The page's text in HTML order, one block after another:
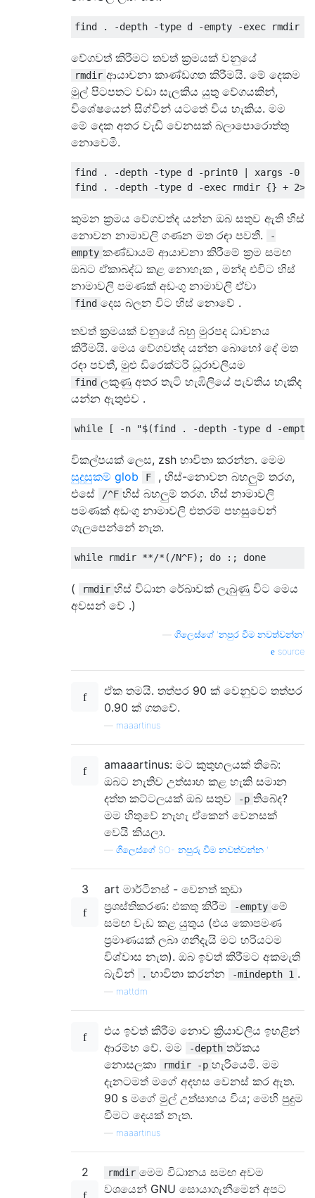
වේගවත් කිරීමට තවත් ක්‍රමයක් වනුයේ
rmdir ආයාචනා කාණ්ඩගත කිරීමයි. මේ දෙකම
මුල් පිටපතට වඩා සැලකිය යුතු වේගයකින්,
විශේෂයෙන් සිග්වින් යටතේ විය හැකිය. මම
මේ දෙක අතර වැඩි වෙනසක් බලාපොරොත්තු
නොවෙමි.
find . -depth -type d -print0 | xargs -0
කුමන ක්‍රමය වේගවත්ද යන්න ඔබ සතුව ඇති හිස්
නොවන නාමාවලි ගණන මත රඳා පවතී.
-
empty කණ්ඩායම් ආයාචනා කිරීමේ ක්‍රම සමඟ
ඔබට ඒකාබද්ධ කළ නොහැක , මන්ද එවිට හිස්
නාමාවලි පමණක් අඩංගු නාමාවලි ඒවා
find දෙස බලන විට හිස් නොවේ .
තවත් ක්‍රමයක් වනුයේ බහු මුරපද ධාවනය
කිරීමයි. මෙය වේගවත්ද යන්න බොහෝ දේ මත
රඳා පවතී, මුළු ඩිරෙක්ටරි ධූරාවලියම
find ලකුණු අතර තැටි හැඹිලියේ පැවතිය හැකිද
යන්න ඇතුළුව .
විකල්පයක් ලෙස, zsh භාවිතා කරන්න. මෙම
සුදුසුකම් glob
F
, හිස්-නොවන බහලුම් තරග,
එසේ
/^F හිස් බහලුම් තරග. හිස් නාමාවලි
පමණක් අඩංගු නාමාවලි එතරම් පහසුවෙන්
ගැලපෙන්නේ නැත.
( rmdir හිස් විධාන රේඛාවක් ලැබුණු විට මෙය
අවසන් වේ .)
ගිලෙස්ගේ 'නපුර වීම නවත්වන්න'
source
ඒක තමයි. තත්පර 90 ක් වෙනුවට තත්පර
0.90 ක් ගතවේ.
maaartinus
amaaartinus: මට කුතුහලයක් තිබේ:
ඔබට නැතිව උත්සාහ කළ හැකි සමාන
දත්ත කට්ටලයක් ඔබ සතුව
-p තිබේද?
මම හිතුවේ නැහැ ඒකෙන් වෙනසක්
වෙයි කියලා.
ගිලෙස්ගේ SO- නපුරු වීම නවත්වන්න '
3
art මාර්ටිනස් - වෙනත් කුඩා
ප්‍රශස්තිකරණ: එකතු කිරීම
-empty මේ
සමඟ වැඩ කළ යුතුය (එය කොපමණ
ප්‍රමාණයක් ලබා ගනීදැයි මට හරියටම
විශ්වාස නැත). ඔබ ඉවත් කිරීමට අකමැති
බැවින්
. භාවිතා කරන්න -mindepth 1 .
mattdm
එය ඉවත් කිරීම නොව ක්‍රියාවලිය ඉහළින්
ආරම්භ වේ. මම
-depth තර්කය
නොසලකා
rmdir -p හැරියෙමි. මම
දැනටමත් මගේ අදහස වෙනස් කර ඇත.
90 s මගේ මුල් උත්සාහය විය; මෙහි පුදුම
වීමට දෙයක් නැත.
maaartinus
2 rmdir මෙම විධානය සමඟ අවම
වශයෙන් GNU සොයාගැනීමෙන් අපට